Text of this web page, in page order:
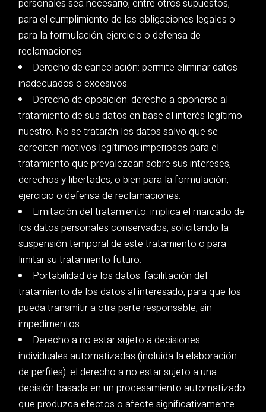
personales sea necesario, entre otros supuestos,
para el cumplimiento de las obligaciones legales o
para la formulación, ejercicio o defensa de
reclamaciones.
Derecho de cancelación: permite eliminar datos
inadecuados o excesivos.
Derecho de oposición: derecho a oponerse al
tratamiento de sus datos en base al interés legítimo
nuestro. No se tratarán los datos salvo que se
acrediten motivos legítimos imperiosos para el
tratamiento que prevalezcan sobre sus intereses,
derechos y libertades, o bien para la formulación,
ejercicio o defensa de reclamaciones.
Limitación del tratamiento: implica el marcado de
los datos personales conservados, solicitando la
suspensión temporal de este tratamiento o para
limitar su tratamiento futuro.
Portabilidad de los datos: facilitación del
tratamiento de los datos al interesado, para que los
pueda transmitir a otra parte responsable, sin
impedimentos.
Derecho a no estar sujeto a decisiones
individuales automatizadas (incluida la elaboración
de perfiles): el derecho a no estar sujeto a una
decisión basada en un procesamiento automatizado
que produzca efectos o afecte significativamente.